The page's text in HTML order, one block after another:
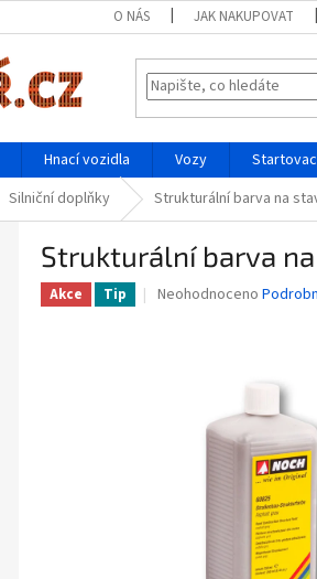
O NÁS JAK NAKUPOVAT
Hnací vozidla Vozy
Silniční doplňky Strukturální barva na
Strukturální barva
Akce Tip
Průměrné
hvězdiček.
Neohodnoceno